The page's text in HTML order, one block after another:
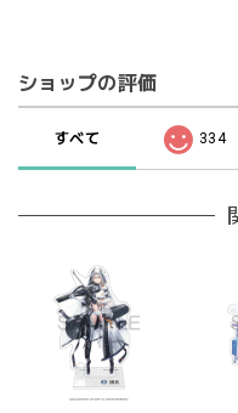
ショップの評価
すべて 334